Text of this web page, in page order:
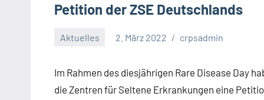
Petition der ZSE Deutschlands
Aktuelles 2. März 2022 crpsadmin
Im Rahmen des diesjährigen Rare Disease Day
die Zentren für Seltene Erkrankungen eine